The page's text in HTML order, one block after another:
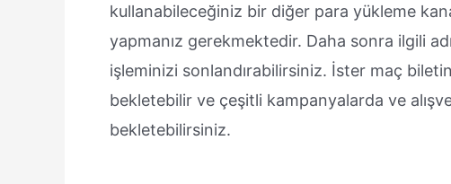
kullanabileceğiniz bir diğer para yükleme
yapmanız gerekmektedir. Daha sonra ilgili
işleminizi sonlandırabilirsiniz. İster maç
bekletebilir ve çeşitli kampanyalarda ve
bekletebilirsiniz.